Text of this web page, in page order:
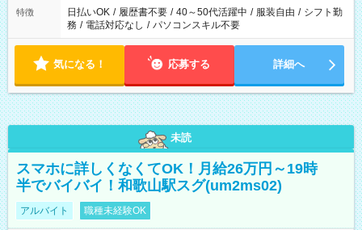
特徴 日払いOK / 履歴書不要 / 40～50代活躍中 / 服装自由 / シフト勤
務 / 電話対応なし / パソコンスキル不要
気になる！ 応募する 詳細へ
未読
スマホに詳しくなくてOK！月給26万円～19時
半でバイバイ！和歌山駅スグ(um2ms02)
アルバイト 職種未経験OK